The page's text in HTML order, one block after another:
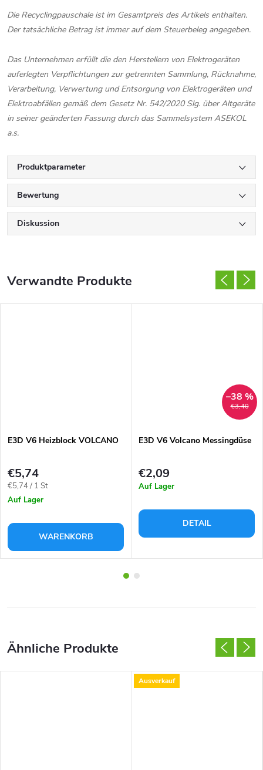
Die Recyclingpauschale ist im Gesamtpreis des Artikels enthalten.
Der tatsächliche Betrag ist immer auf dem Steuerbeleg angegeben.
Das Unternehmen erfüllt die den Herstellern von Elektrogeräten
auferlegten Verpflichtungen zur getrennten Sammlung, Rücknahme,
Verarbeitung, Verwertung und Entsorgung von Elektrogeräten und
Elektroabfällen gemäß dem Gesetz Nr. 542/2020 Slg. über Altgeräte
in seiner geänderten Fassung durch das Sammelsystem ASEKOL
a.s.
Produktparameter
Bewertung
Diskussion
Verwandte Produkte
E3D V6 Heizblock VOLCANO
€5,74
Verkaufspreis:
€5,74 / 1 St
Auf Lager
WARENKORB
€3,40
–38 %
E3D V6 Volcano Messingdüse
€2,09
Auf Lager
DETAIL
Ausverkauf